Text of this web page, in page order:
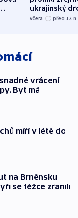
ukrajinský
explodoval
včera před 12 h
vrácení
Byť má
míří v létě do
na Brněnsku
se těžce zranili